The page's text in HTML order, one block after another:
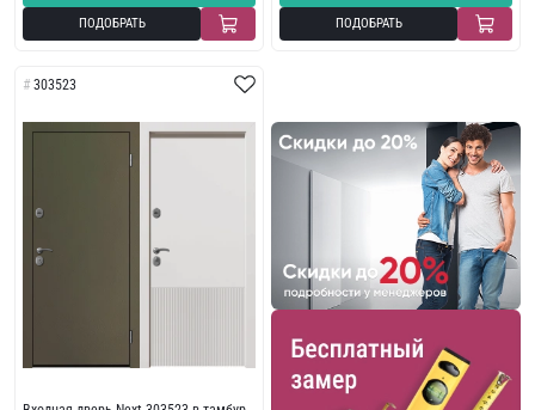
ПОДОБРАТЬ ПОДОБРАТЬ
303523